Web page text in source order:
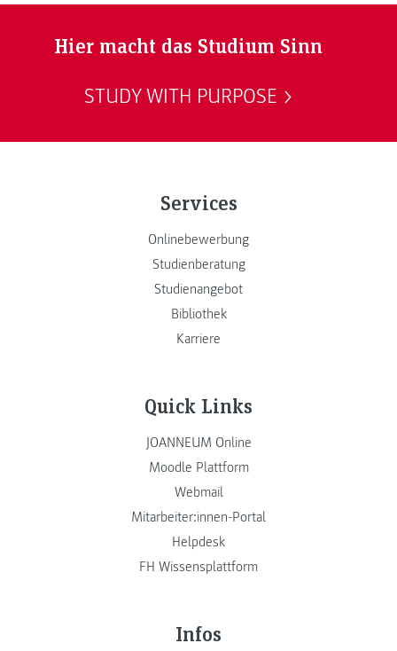
Hier macht das Studium Sinn
STUDY WITH PURPOSE
Services
Onlinebewerbung
Studienberatung
Studienangebot
Bibliothek
Karriere
Quick Links
JOANNEUM Online
Moodle Plattform
Webmail
Mitarbeiter:innen-Portal
Helpdesk
FH Wissensplattform
Infos